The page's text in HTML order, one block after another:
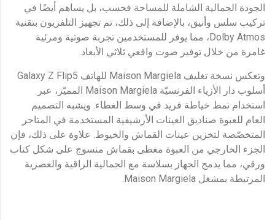
الجودة الجمالية الشاملة للمساحة فحسب، بل يساهم أيضًا في
تركيب سلس وأنيق، بالإضافة إلى ذلك، تم تجهيز التلفزيون بتقنية
Dolby Atmos، مما يوفر للمستخدمين تجربة صوتية ومرئية
غامرة من خلال توفير صوت واقعي ثلاثي الأبعاد.
وتعكس نسخة تغليف Maison Margiela للهاتف Galaxy Z Flip5
أسلوب دار الأزياء الفرنسيّة Maison Margiela المميّز، عبر
استخدام نمط خياطة فريد في وسط الغطاء. ويشبه التصميم
العام للعبوة صناديق العينات الأرشيفية المستخدمة في المتاجر
المتخصّصة لتخزين عينات القماش والخيوط. علاوة على ذلك، فإن
الجزء الخارجي من العبوة مغطى بقماش منسوج على شكل كتاب
ورقي، مما يدمج الجهاز بسلاسة مع الجمالية الراقية والعصرية
المرتبطة بمشغل Maison Margiela.